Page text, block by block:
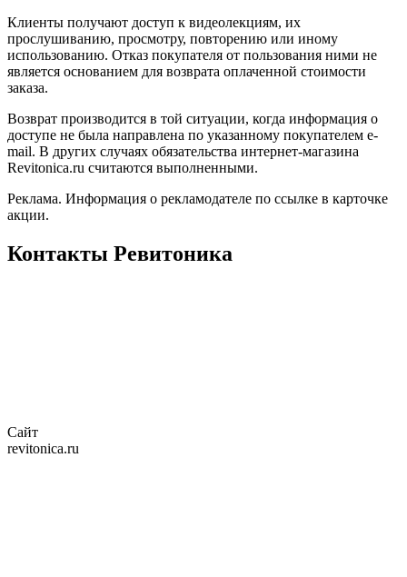
Клиенты получают доступ к видеолекциям, их
прослушиванию, просмотру, повторению или иному
использованию. Отказ покупателя от пользования ними не
является основанием для возврата оплаченной стоимости
заказа.
Возврат производится в той ситуации, когда информация о
доступе не была направлена по указанному покупателем e-
mail. В других случаях обязательства интернет-магазина
Revitonica.ru считаются выполненными.
Реклама. Информация о рекламодателе по ссылке в карточке
акции.
Контакты Ревитоника
Сайт
revitonica.ru